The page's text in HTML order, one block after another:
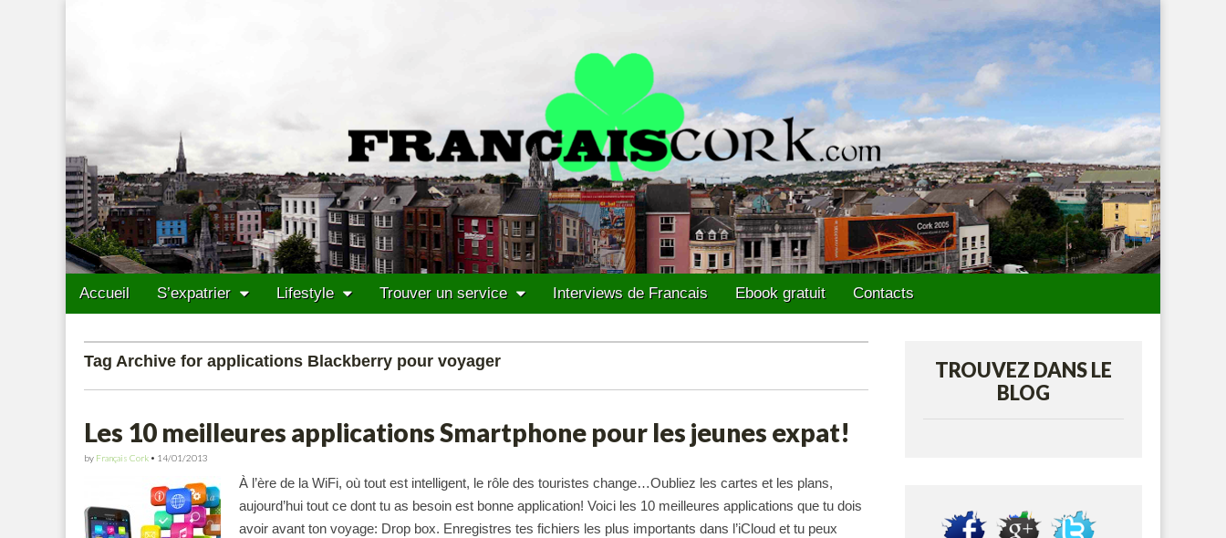
Main menu
Skip to content
Accueil S’expatrier Lifestyle Trouver un service Interviews de Francais Ebook gratuit Contacts
Tag Archive for applications Blackberry pour voyager
Les 10 meilleures applications Smartphone pour les jeunes expat!
by Français Cork • 14/01/2013
À l’ère de la WiFi, où tout est intelligent, le rôle des touristes change…Oubliez les cartes et les plans,
aujourd’hui tout ce dont tu as besoin est bonne application! Voici les 10 meilleures applications que tu dois
avoir avant ton voyage: Drop box. Enregistres tes fichiers les plus importants dans l’iCloud et tu peux
TROUVEZ DANS LE
BLOG